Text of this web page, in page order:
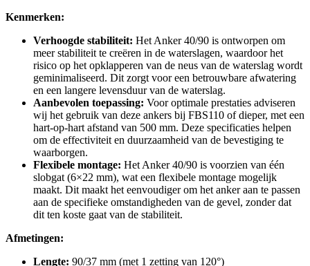
Kenmerken:
Verhoogde stabiliteit: Het Anker 40/90 is ontworpen om
meer stabiliteit te creëren in de waterslagen, waardoor het
risico op het opklapperen van de neus van de waterslag wordt
geminimaliseerd. Dit zorgt voor een betrouwbare afwatering
en een langere levensduur van de waterslag.
Aanbevolen toepassing: Voor optimale prestaties adviseren
wij het gebruik van deze ankers bij FBS110 of dieper, met een
hart-op-hart afstand van 500 mm. Deze specificaties helpen
om de effectiviteit en duurzaamheid van de bevestiging te
waarborgen.
Flexibele montage: Het Anker 40/90 is voorzien van één
slobgat (6×22 mm), wat een flexibele montage mogelijk
maakt. Dit maakt het eenvoudiger om het anker aan te passen
aan de specifieke omstandigheden van de gevel, zonder dat
dit ten koste gaat van de stabiliteit.
Afmetingen:
Lengte: 90/37 mm (met 1 zetting van 120°)